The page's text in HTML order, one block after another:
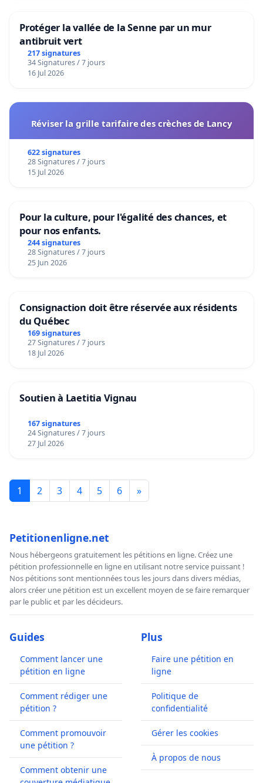
Protéger la vallée de la Senne par un mur
antibruit vert
217 signatures
34 Signatures / 7 jours
16 Jul 2026
Réviser la grille tarifaire des crèches de Lancy
622 signatures
28 Signatures / 7 jours
15 Jul 2026
Pour la culture, pour l'égalité des chances, et
pour nos enfants.
244 signatures
28 Signatures / 7 jours
25 Jun 2026
Consignaction doit être réservée aux résidents
du Québec
169 signatures
27 Signatures / 7 jours
18 Jul 2026
Soutien à Laetitia Vignau
167 signatures
24 Signatures / 7 jours
27 Jul 2026
1 2 3 4 5 6 »
Petitionenligne.net
Nous hébergeons gratuitement les pétitions en ligne. Créez une
pétition professionnelle en ligne en utilisant notre service puissant !
Nos pétitions sont mentionnées tous les jours dans divers médias,
alors créer une pétition est un excellent moyen de se faire remarquer
par le public et par les décideurs.
Guides
Comment lancer une
pétition en ligne
Comment rédiger une
pétition ?
Comment promouvoir
une pétition ?
Comment obtenir une
Plus
Faire une pétition en
ligne
Politique de
confidentialité
Gérer les cookies
À propos de nous